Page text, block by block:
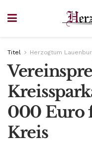
Titel Herzogtum
000 Euro
Kreis